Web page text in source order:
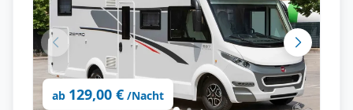
ab 129,00 € /Nacht